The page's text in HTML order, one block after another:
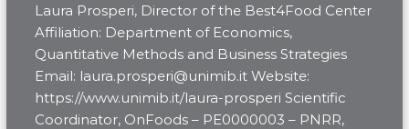
Laura Prosperi, Director of the Best4Food Center
Affiliation: Department of Economics,
Quantitative Methods and Business Strategies
Email: laura.prosperi@unimib.it Website:
https://www.unimib.it/laura-prosperi Scientific
Coordinator, OnFoods – PE0000003 – PNRR,